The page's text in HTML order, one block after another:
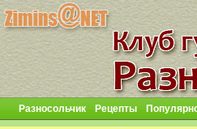
Разносольчик Рецепты